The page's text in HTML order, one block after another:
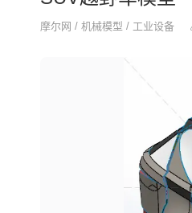
摩尔网 / 机械模型 / 工业设备